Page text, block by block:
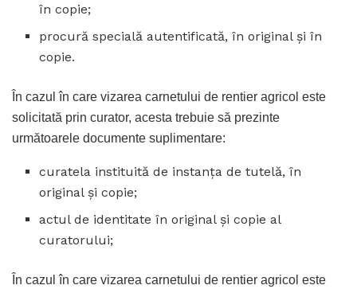
în copie;
procură specială autentificată, în original şi în
copie.
În cazul în care vizarea carnetului de rentier agricol este
solicitată prin curator, acesta trebuie să prezinte
următoarele documente suplimentare:
curatela instituită de instanţa de tutelă, în
original şi copie;
actul de identitate în original şi copie al
curatorului;
În cazul în care vizarea carnetului de rentier agricol este